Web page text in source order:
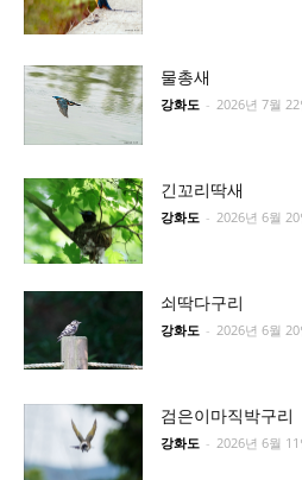
물총새
강화도 - 2026년 7월 22
긴꼬리딱새
강화도 - 2026년 6월 20
쇠딱다구리
강화도 - 2026년 6월 20
검은이마직박구리
강화도 - 2026년 6월 11